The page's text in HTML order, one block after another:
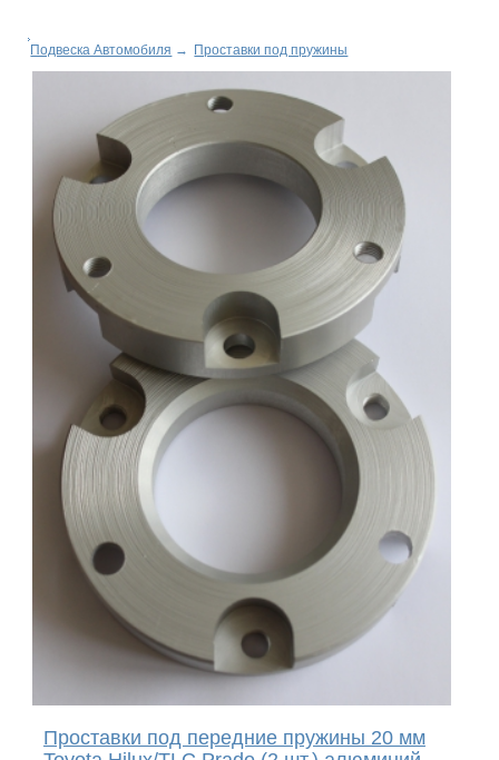
Подвеска Автомобиля → Проставки под пружины
Проставки под передние пружины 20 мм